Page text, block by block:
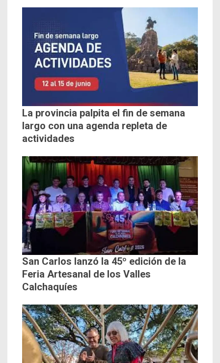
La provincia palpita el fin de semana
largo con una agenda repleta de
actividades
San Carlos lanzó la 45º edición de la
Feria Artesanal de los Valles
Calchaquíes